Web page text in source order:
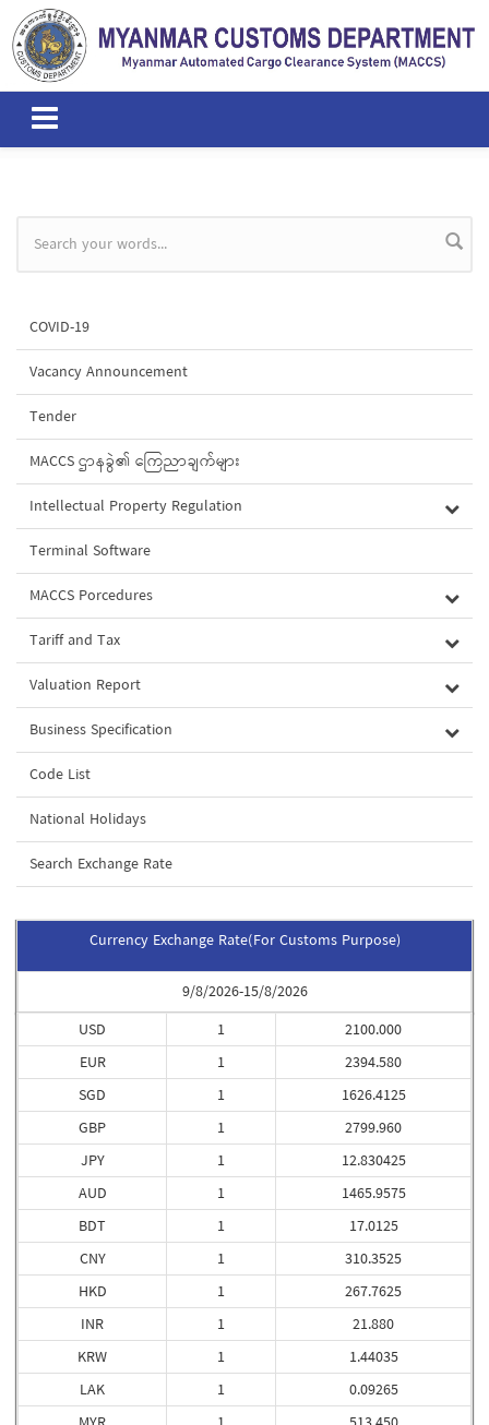
Skip to main content
Search form
COVID-19
Vacancy Announcement
Tender
MACCS ဌာနခွဲ၏ ကြေညာချက်များ
Intellectual Property Regulation
Terminal Software
MACCS Porcedures
Tariff and Tax
Valuation Report
Business Specification
Code List
National Holidays
Search Exchange Rate
Currency Exchange Rate(For Customs Purpose)
9/8/2026-15/8/2026
USD
EUR
SGD
GBP
JPY
AUD
BDT
CNY
HKD
INR
KRW
LAK
1
1
1
1
1
1
1
1
1
1
1
1
2100.000
2394.580
1626.4125
2799.960
12.830425
1465.9575
17.0125
310.3525
267.7625
21.880
1.44035
0.09265